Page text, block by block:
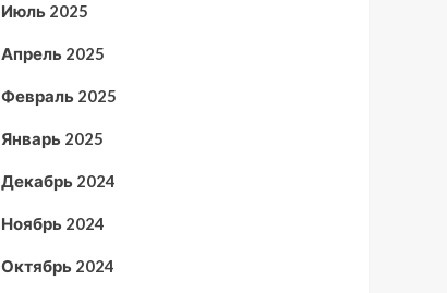
Июль 2025
Апрель 2025
Февраль 2025
Январь 2025
Декабрь 2024
Ноябрь 2024
Октябрь 2024